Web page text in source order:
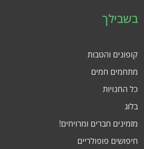
בשבילך
קופונים והטבות
מתחמים חמים
כל החנויות
בלוג
מזמינים חברים ומרויחים!
חיפושים פופולריים